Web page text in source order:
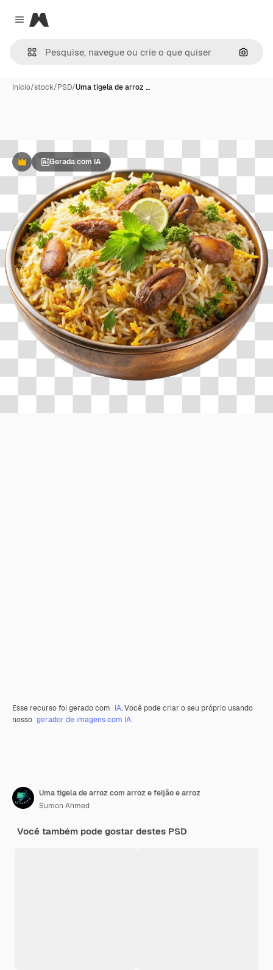
Close menu
Magnific
Início/stock/PSD/Uma tigela de arroz …
PremiumGerada com IA
Esse recurso foi gerado com IA. Você pode criar o seu próprio usando
nosso gerador de imagens com IA.
Uma tigela de arroz com arroz e feijão e arroz
Sumon Ahmed
Você também pode gostar destes PSD